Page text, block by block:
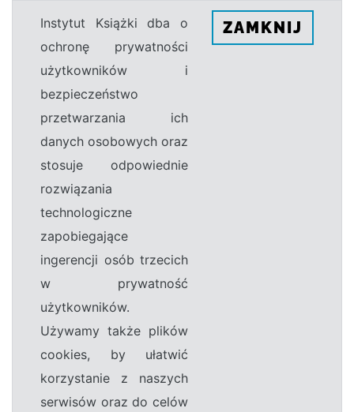
Instytut Książki dba o
ochronę prywatności
użytkowników i
bezpieczeństwo
przetwarzania ich
danych osobowych oraz
stosuje odpowiednie
rozwiązania
technologiczne
zapobiegające
ingerencji osób trzecich
w prywatność
użytkowników.
Używamy także plików
cookies, by ułatwić
korzystanie z naszych
serwisów oraz do celów
ZAMKNIJ